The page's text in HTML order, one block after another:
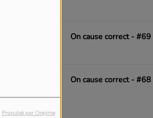
Propulsé par Orejime
On cause correct - #69
On cause correct - #68